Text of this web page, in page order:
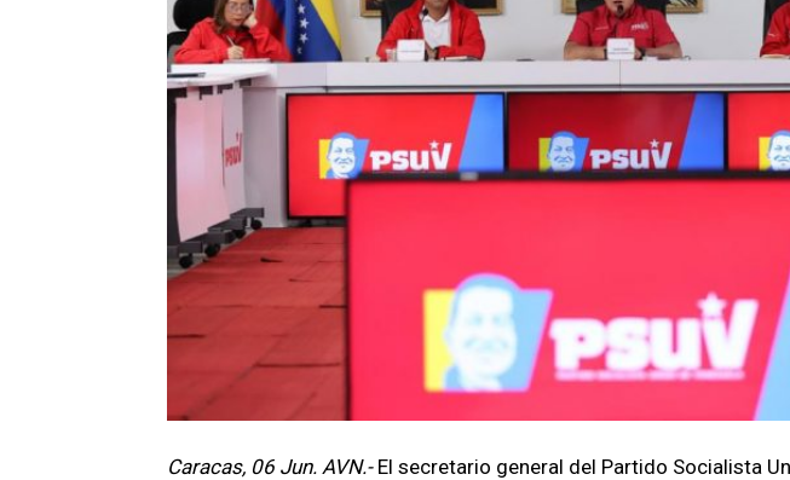
Caracas, 06 Jun. AVN.- El secretario general del Partido Socialista